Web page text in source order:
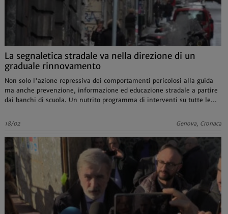
La segnaletica stradale va nella direzione di un
graduale rinnovamento
Non solo l'azione repressiva dei comportamenti pericolosi alla guida
ma anche prevenzione, informazione ed educazione stradale a partire
dai banchi di scuola. Un nutrito programma di interventi su tutte le
18/02 Genova, Cronaca